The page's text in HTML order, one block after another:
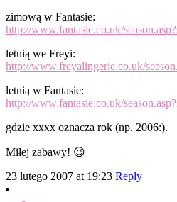
zimową w Fantasie:
http://www.fantasie.co.uk/
letnią we Freyi:
http://www.freyalingerie.co.uk/
letnią w Fantasie:
http://www.fantasie.co.uk/
gdzie xxxx oznacza rok (np. 2006:).
Miłej zabawy! 😉
23 lutego 2007 at 19:23 Reply